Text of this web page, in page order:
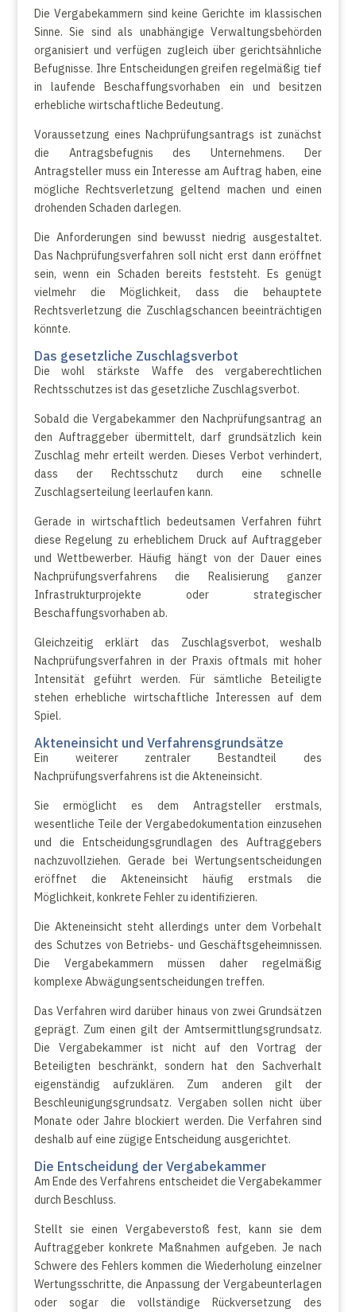
Die Vergabekammern sind keine Gerichte im klassischen
Sinne. Sie sind als unabhängige Verwaltungsbehörden
organisiert und verfügen zugleich über gerichtsähnliche
Befugnisse. Ihre Entscheidungen greifen regelmäßig tief
in laufende Beschaffungsvorhaben ein und besitzen
erhebliche wirtschaftliche Bedeutung.
Voraussetzung eines Nachprüfungsantrags ist zunächst
die Antragsbefugnis des Unternehmens. Der
Antragsteller muss ein Interesse am Auftrag haben, eine
mögliche Rechtsverletzung geltend machen und einen
drohenden Schaden darlegen.
Die Anforderungen sind bewusst niedrig ausgestaltet.
Das Nachprüfungsverfahren soll nicht erst dann eröffnet
sein, wenn ein Schaden bereits feststeht. Es genügt
vielmehr die Möglichkeit, dass die behauptete
Rechtsverletzung die Zuschlagschancen beeinträchtigen
könnte.
Das gesetzliche Zuschlagsverbot
Die wohl stärkste Waffe des vergaberechtlichen
Rechtsschutzes ist das gesetzliche Zuschlagsverbot.
Sobald die Vergabekammer den Nachprüfungsantrag an
den Auftraggeber übermittelt, darf grundsätzlich kein
Zuschlag mehr erteilt werden. Dieses Verbot verhindert,
dass der Rechtsschutz durch eine schnelle
Zuschlagserteilung leerlaufen kann.
Gerade in wirtschaftlich bedeutsamen Verfahren führt
diese Regelung zu erheblichem Druck auf Auftraggeber
und Wettbewerber. Häufig hängt von der Dauer eines
Nachprüfungsverfahrens die Realisierung ganzer
Infrastrukturprojekte oder strategischer
Beschaffungsvorhaben ab.
Gleichzeitig erklärt das Zuschlagsverbot, weshalb
Nachprüfungsverfahren in der Praxis oftmals mit hoher
Intensität geführt werden. Für sämtliche Beteiligte
stehen erhebliche wirtschaftliche Interessen auf dem
Spiel.
Akteneinsicht und Verfahrensgrundsätze
Ein weiterer zentraler Bestandteil des
Nachprüfungsverfahrens ist die Akteneinsicht.
Sie ermöglicht es dem Antragsteller erstmals,
wesentliche Teile der Vergabedokumentation einzusehen
und die Entscheidungsgrundlagen des Auftraggebers
nachzuvollziehen. Gerade bei Wertungsentscheidungen
eröffnet die Akteneinsicht häufig erstmals die
Möglichkeit, konkrete Fehler zu identifizieren.
Die Akteneinsicht steht allerdings unter dem Vorbehalt
des Schutzes von Betriebs- und Geschäftsgeheimnissen.
Die Vergabekammern müssen daher regelmäßig
komplexe Abwägungsentscheidungen treffen.
Das Verfahren wird darüber hinaus von zwei Grundsätzen
geprägt. Zum einen gilt der Amtsermittlungsgrundsatz.
Die Vergabekammer ist nicht auf den Vortrag der
Beteiligten beschränkt, sondern hat den Sachverhalt
eigenständig aufzuklären. Zum anderen gilt der
Beschleunigungsgrundsatz. Vergaben sollen nicht über
Monate oder Jahre blockiert werden. Die Verfahren sind
deshalb auf eine zügige Entscheidung ausgerichtet.
Die Entscheidung der Vergabekammer
Am Ende des Verfahrens entscheidet die Vergabekammer
durch Beschluss.
Stellt sie einen Vergabeverstoß fest, kann sie dem
Auftraggeber konkrete Maßnahmen aufgeben. Je nach
Schwere des Fehlers kommen die Wiederholung einzelner
Wertungsschritte, die Anpassung der Vergabeunterlagen
oder sogar die vollständige Rückversetzung des